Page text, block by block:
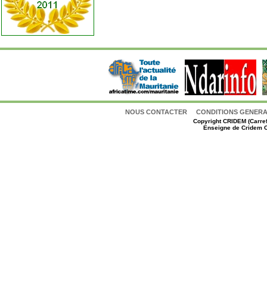
NOUS CONTACTER CONDITIONS
CopyrightCRIDEM
Enseigne de Cridem